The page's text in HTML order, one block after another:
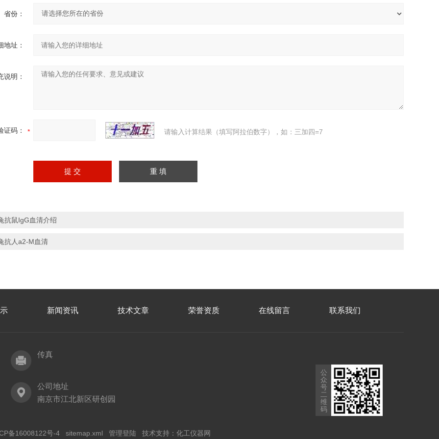
省份：
地址：
说明：
证码： 请输入计算结果（填写阿拉伯数字），如：三加四=7
抗鼠IgG血清介绍
抗人a2-M血清
新闻资讯 技术文章 荣誉资质 在线留言 联系我们
传真
公司地址
南京市江北新区研创园
备16008122号-4 sitemap.xml 管理登陆 技术支持： 化工仪器网
公
众
号
二
维
码